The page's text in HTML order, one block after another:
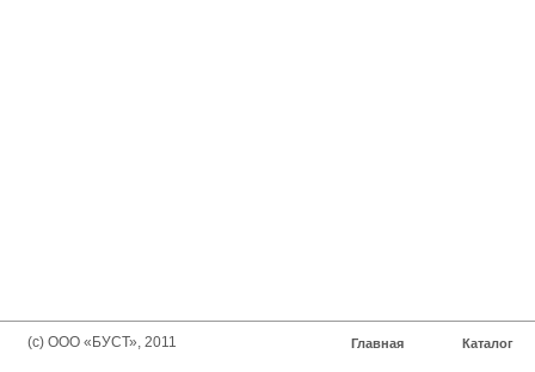
(с) ООО «БУСТ», 2011 Главная Каталог